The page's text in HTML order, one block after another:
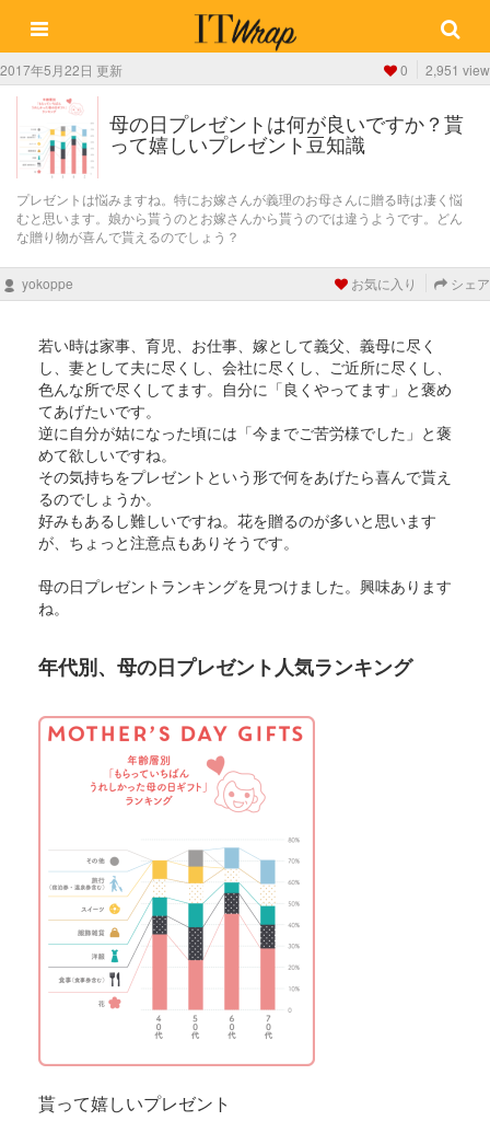
2017年5月22日 更新 0 2,951 view
母の日プレゼントは何が良いですか？貰
って嬉しいプレゼント豆知識
プレゼントは悩みますね。特にお嫁さんが義理のお母さんに贈る時は凄く悩
むと思います。娘から貰うのとお嫁さんから貰うのでは違うようです。どん
な贈り物が喜んで貰えるのでしょう？
yokoppe お気に入り シェア
若い時は家事、育児、お仕事、嫁として義父、義母に尽く
し、妻として夫に尽くし、会社に尽くし、ご近所に尽くし、
色んな所で尽くしてます。自分に「良くやってます」と褒め
てあげたいです。
逆に自分が姑になった頃には「今までご苦労様でした」と褒
めて欲しいですね。
その気持ちをプレゼントという形で何をあげたら喜んで貰え
るのでしょうか。
好みもあるし難しいですね。花を贈るのが多いと思います
が、ちょっと注意点もありそうです。
母の日プレゼントランキングを見つけました。興味あります
ね。
年代別、母の日プレゼント人気ランキング
貰って嬉しいプレゼント